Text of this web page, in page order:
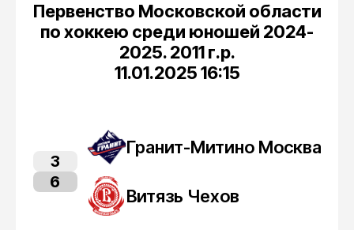
Первенство Московской области
по хоккею среди юношей 2024-
2025. 2011 г.р.
11.01.2025 16:15
Гранит-Митино Москва
3
6
Витязь Чехов